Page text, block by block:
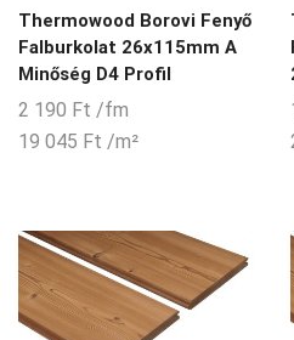
Thermowood Borovi Fenyő
Falburkolat 26x115mm A
Minőség D4 Profil
2 190 Ft /fm
19 045 Ft /m²